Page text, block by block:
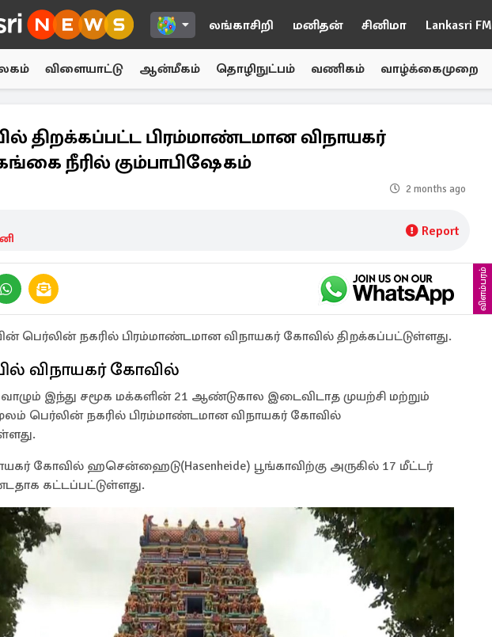
லங்காசிறி மனிதன் சினிமா Lankasri FM
விளையாட்டு ஆன்மீகம் தொழிநுட்பம் வணிகம் வாழ்க்கைமுறை
திறக்கப்பட்ட பிரம்மாண்டமான விநாயகர்
நீரில் கும்பாபிஷேகம்
2 months ago
Report
விளம்பரம்
பெர்லின் நகரில் பிரம்மாண்டமான விநாயகர் கோவில் திறக்கப்பட்டுள்ளது.
விநாயகர் கோவில்
இந்து சமூக மக்களின் 21 ஆண்டுகால இடைவிடாத முயற்சி மற்றும்
பெர்லின் நகரில் பிரம்மாண்டமான விநாயகர் கோவில்
கோவில் ஹசென்ஹைடு(Hasenheide) பூங்காவிற்கு அருகில் 17 மீட்டர்
கட்டப்பட்டுள்ளது.